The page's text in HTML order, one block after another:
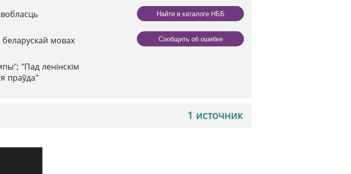
беларускай мовах
"Пад ленінскім
праўда"
Найти в каталоге НББ
Сообщить об ошибке
1 источник